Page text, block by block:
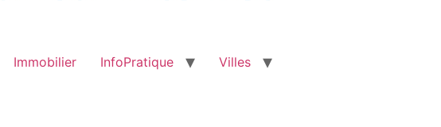
Immobilier InfoPratique
Villes